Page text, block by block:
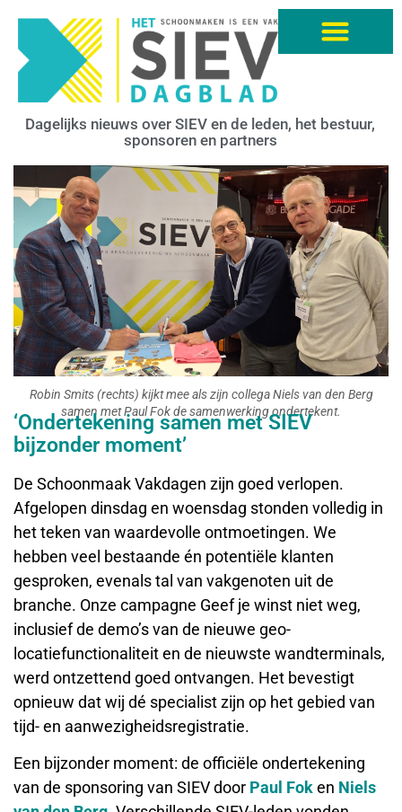
Dagelijks nieuws over SIEV en de leden, het bestuur,
sponsoren en partners
Robin Smits (rechts) kijkt mee als zijn collega Niels van den Berg
samen met Paul Fok de samenwerking ondertekent.
‘Ondertekening samen met SIEV
bijzonder moment’
De Schoonmaak Vakdagen zijn goed verlopen.
Afgelopen dinsdag en woensdag stonden volledig in
het teken van waardevolle ontmoetingen. We
hebben veel bestaande én potentiële klanten
gesproken, evenals tal van vakgenoten uit de
branche. Onze campagne Geef je winst niet weg,
inclusief de demo’s van de nieuwe geo-
locatiefunctionaliteit en de nieuwste wandterminals,
werd ontzettend goed ontvangen. Het bevestigt
opnieuw dat wij dé specialist zijn op het gebied van
tijd- en aanwezigheidsregistratie.
Een bijzonder moment: de officiële ondertekening
van de sponsoring van SIEV door Paul Foken Niels